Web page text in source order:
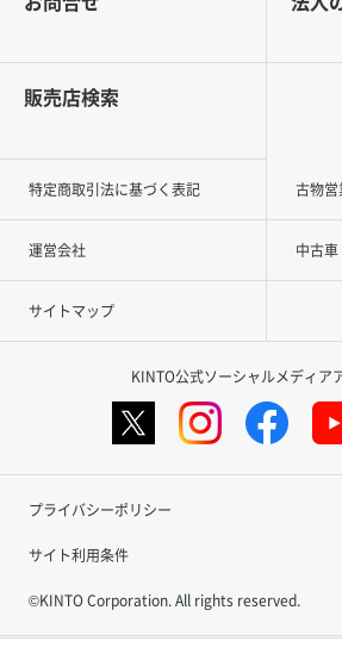
販売店検索
特定商取引法に基づく表記 古物
運営会社 中古
サイトマップ
KINTO公式ソーシャルメディア
プライバシーポリシー
サイト利用条件
©KINTO Corporation. All rights reserved.